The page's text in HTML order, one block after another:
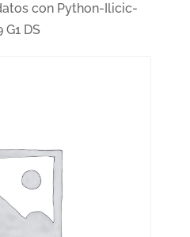
con Python-Ilicic-
DS